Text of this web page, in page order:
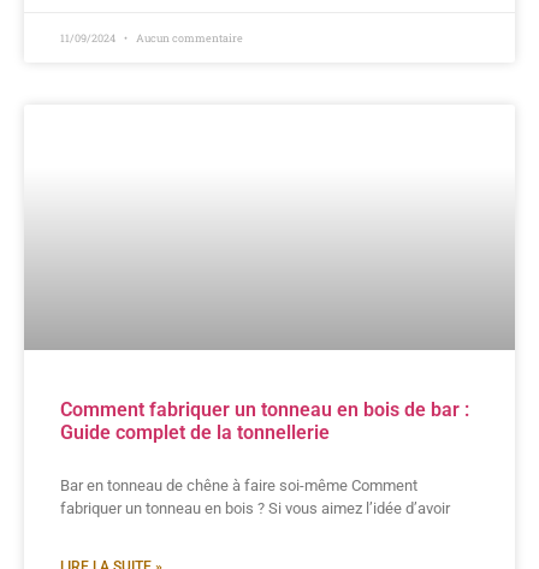
11/09/2024 Aucun commentaire
Comment fabriquer un tonneau en bois de bar :
Guide complet de la tonnellerie
Bar en tonneau de chêne à faire soi-même Comment
fabriquer un tonneau en bois ? Si vous aimez l’idée d’avoir